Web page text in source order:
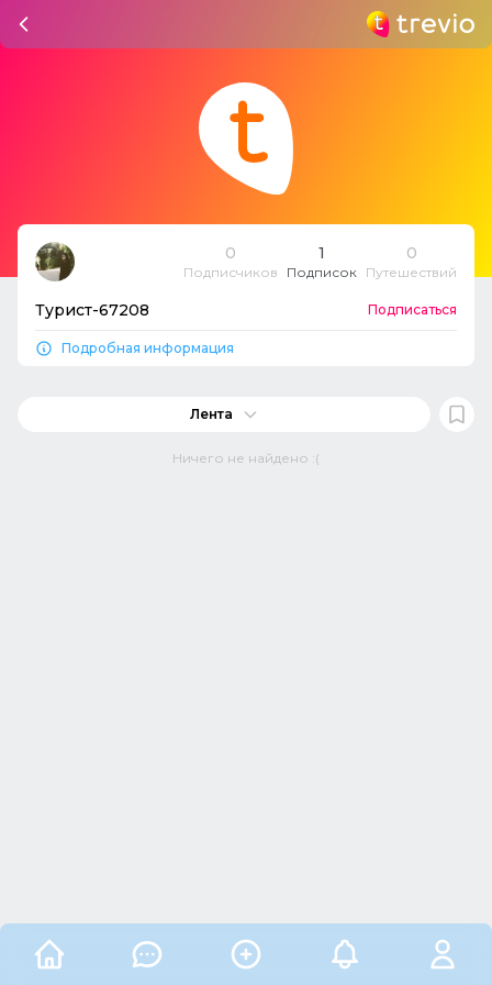
0
Подписчиков
1
Подписок
0
Путешествий
Турист-67208 Подписаться
Подробная информация
Лента
Ничего не найдено :(